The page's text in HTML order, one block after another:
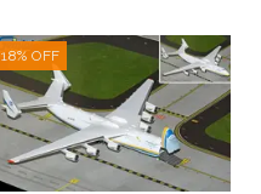
18% OFF